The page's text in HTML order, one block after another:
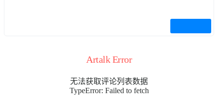
Artalk Error
无法获取评论列表数据
TypeError: Failed to fetch